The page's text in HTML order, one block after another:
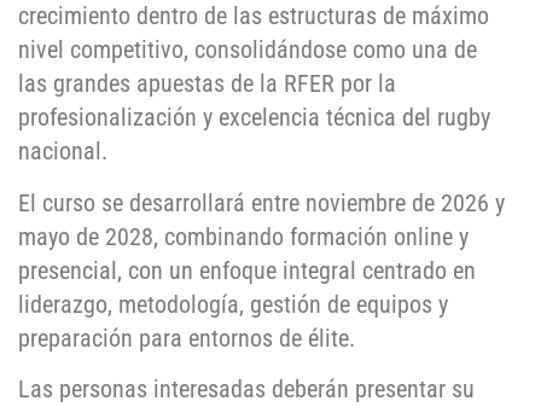
crecimiento dentro de las estructuras de máximo
nivel competitivo, consolidándose como una de
las grandes apuestas de la RFER por la
profesionalización y excelencia técnica del rugby
nacional.
El curso se desarrollará entre noviembre de 2026 y
mayo de 2028, combinando formación online y
presencial, con un enfoque integral centrado en
liderazgo, metodología, gestión de equipos y
preparación para entornos de élite.
Las personas interesadas deberán presentar su